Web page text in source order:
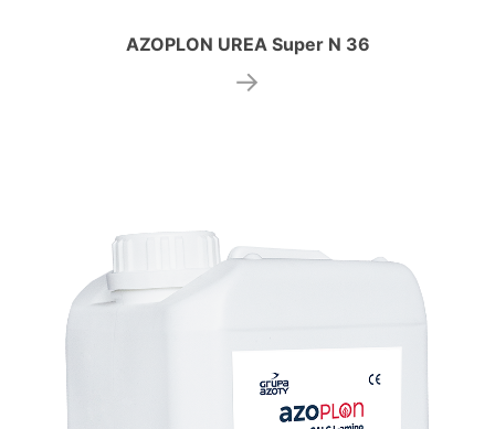
AZOPLON UREA Super N 36
→